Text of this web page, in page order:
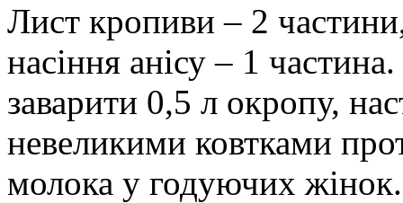
Лист кропиви – 2
насіння анісу – 1
заварити 0,5 л окропу,
невеликими ковтками
молока у годуючих жінок.